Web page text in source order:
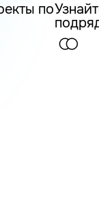
по